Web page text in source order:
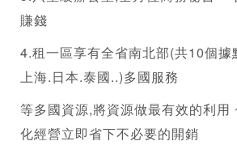
賺錢
4.租一區享有全省南北部(共10個據
上海.日本.泰國..)多國服務
等多國資源,將資源做最有效的利用
化經營立即省下不必要的開銷